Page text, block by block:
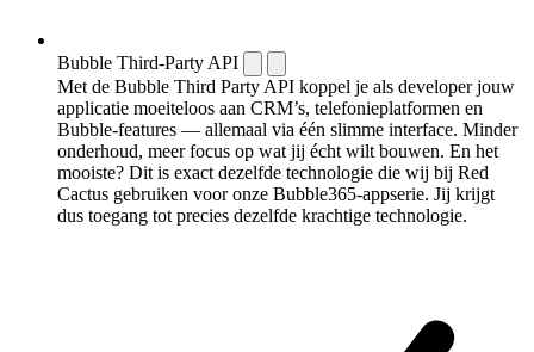
Bubble Third-Party API
Met de Bubble Third Party API koppel je als developer jouw
applicatie moeiteloos aan CRM’s, telefonieplatformen en
Bubble-features — allemaal via één slimme interface. Minder
onderhoud, meer focus op wat jij écht wilt bouwen. En het
mooiste? Dit is exact dezelfde technologie die wij bij Red
Cactus gebruiken voor onze Bubble365-appserie. Jij krijgt
dus toegang tot precies dezelfde krachtige technologie.